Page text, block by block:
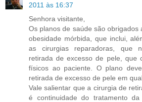
2011 às 16:37
Senhora visitante,
Os planos de saúde são obrigados
obesidade mórbida, que inclui,
as cirurgias reparadoras, que
retirada de excesso de pele, que
físicos ao paciente. O plano
retirada de excesso de pele em
Vale salientar que a cirurgia de
é continuidade do tratamento